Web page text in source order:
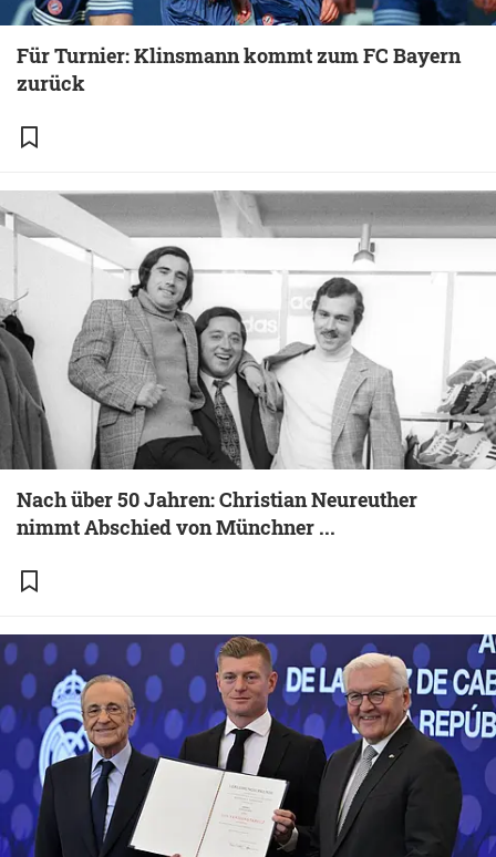
Für Turnier: Klinsmann kommt zum FC Bayern
zurück
Nach über 50 Jahren: Christian Neureuther
nimmt Abschied von Münchner ...